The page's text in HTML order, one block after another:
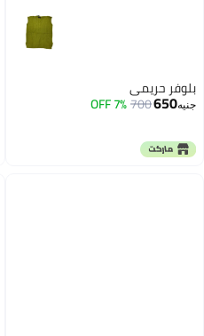
بلوفر حريمي
جنيه650
700
7% OFF